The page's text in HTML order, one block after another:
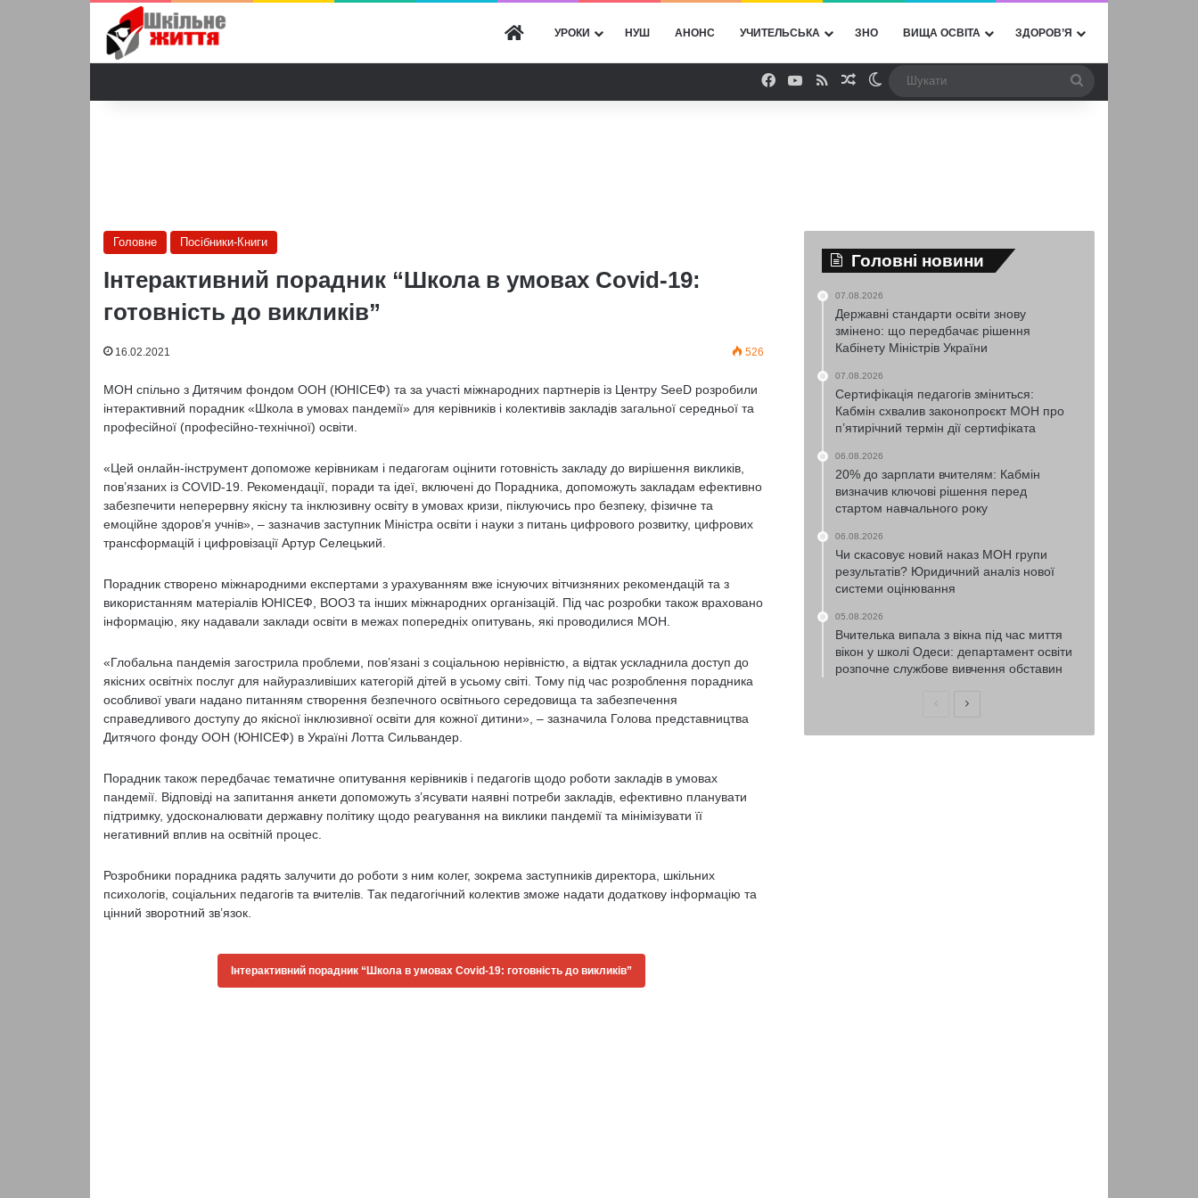
ГОЛОВНА
УРОКИ НУШ АНОНС УЧИТЕЛЬСЬКА ЗНО ВИЩА ОСВІТА ЗДОРОВ’Я
Facebook
YouTube
RSSВипадкова стаття
Switch skin
Головне Посібники-Книги
Інтерактивний порадник “Школа в умовах Covid-19:
готовність до викликів”
16.02.2021 526
МОН спільно з Дитячим фондом ООН (ЮНІСЕФ) та за участі міжнародних партнерів із Центру SeeD розробили
інтерактивний порадник «Школа в умовах пандемії» для керівників і колективів закладів загальної середньої та
професійної (професійно-технічної) освіти.
«Цей онлайн-інструмент допоможе керівникам і педагогам оцінити готовність закладу до вирішення викликів,
пов’язаних із COVID-19. Рекомендації, поради та ідеї, включені до Порадника, допоможуть закладам ефективно
забезпечити неперервну якісну та інклюзивну освіту в умовах кризи, піклуючись про безпеку, фізичне та
емоційне здоров’я учнів», – зазначив заступник Міністра освіти і науки з питань цифрового розвитку, цифрових
трансформацій і цифровізації Артур Селецький.
Порадник створено міжнародними експертами з урахуванням вже існуючих вітчизняних рекомендацій та з
використанням матеріалів ЮНІСЕФ, ВООЗ та інших міжнародних організацій. Під час розробки також враховано
інформацію, яку надавали заклади освіти в межах попередніх опитувань, які проводилися МОН.
«Глобальна пандемія загострила проблеми, пов’язані з соціальною нерівністю, а відтак ускладнила доступ до
якісних освітніх послуг для найуразливіших категорій дітей в усьому світі. Тому під час розроблення порадника
особливої уваги надано питанням створення безпечного освітнього середовища та забезпечення
справедливого доступу до якісної інклюзивної освіти для кожної дитини», – зазначила Голова представництва
Дитячого фонду ООН (ЮНІСЕФ) в Україні Лотта Сильвандер.
Порадник також передбачає тематичне опитування керівників і педагогів щодо роботи закладів в умовах
пандемії. Відповіді на запитання анкети допоможуть з’ясувати наявні потреби закладів, ефективно планувати
підтримку, удосконалювати державну політику щодо реагування на виклики пандемії та мінімізувати її
негативний вплив на освітній процес.
Розробники порадника радять залучити до роботи з ним колег, зокрема заступників директора, шкільних
психологів, соціальних педагогів та вчителів. Так педагогічний колектив зможе надати додаткову інформацію та
цінний зворотний зв’язок.
Інтерактивний порадник “Школа в умовах Covid-19: готовність до викликів”
Головні новини
07.08.2026
Державні стандарти освіти знову
змінено: що передбачає рішення
Кабінету Міністрів України
07.08.2026
Сертифікація педагогів зміниться:
Кабмін схвалив законопроєкт МОН про
п’ятирічний термін дії сертифіката
06.08.2026
20% до зарплати вчителям: Кабмін
визначив ключові рішення перед
стартом навчального року
06.08.2026
Чи скасовує новий наказ МОН групи
результатів? Юридичний аналіз нової
системи оцінювання
05.08.2026
Вчителька випала з вікна під час миття
вікон у школі Одеси: департамент освіти
розпочне службове вивчення обставин
ПопередняНаступна